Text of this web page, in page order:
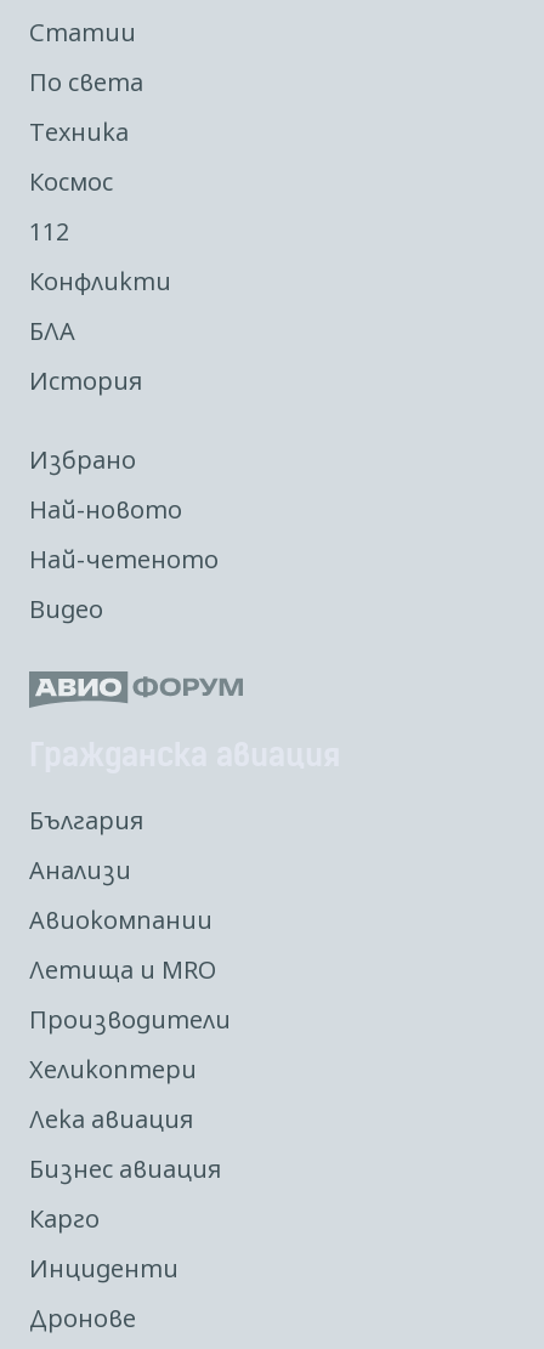
Статии
По света
Техника
Космос
112
Конфликти
БЛА
История
Избрано
Най-новото
Най-четеното
Видео
България
Анализи
Авиокомпании
Летища и MRO
Производители
Хеликоптери
Лека авиация
Бизнес авиация
Карго
Инциденти
Дронове